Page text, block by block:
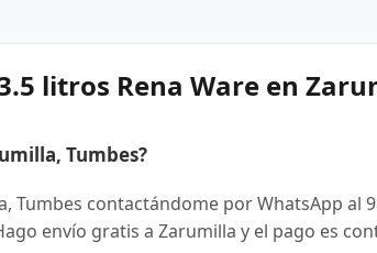
litros Rena Ware en
Tumbes?
Tumbes contactándome por WhatsApp al
envío gratis a Zarumilla y el pago es